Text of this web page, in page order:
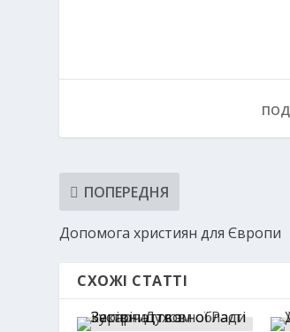
ПОПЕРЕДНЯ
Допомога християн для Європи
СХОЖІ СТАТТІ